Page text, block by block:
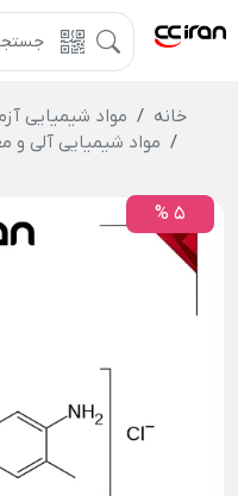
خانه
مواد شیمیایی
مواد شیمیایی آلی و
5 %